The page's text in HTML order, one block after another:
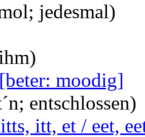
jedesmal)
moodig]
entschlossen)
itt, et / eet,